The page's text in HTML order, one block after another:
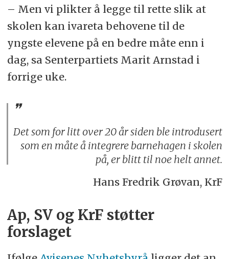
– Men vi plikter å legge til rette slik at
skolen kan ivareta behovene til de
yngste elevene på en bedre måte enn i
dag, sa Senterpartiets Marit Arnstad i
forrige uke.
Det som for litt over 20 år siden ble introdusert
som en måte å integrere barnehagen i skolen
på, er blitt til noe helt annet.
Hans Fredrik Grøvan, KrF
Ap, SV og KrF støtter
forslaget